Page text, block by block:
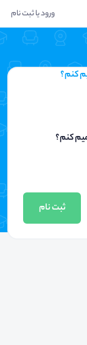
ورود یا ثبت نام
کنم؟
ثبت نام